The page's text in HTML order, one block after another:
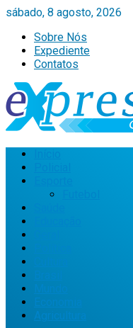
sábado, 8 agosto, 2026
Sobre Nós
Expediente
Contatos
Agricultura